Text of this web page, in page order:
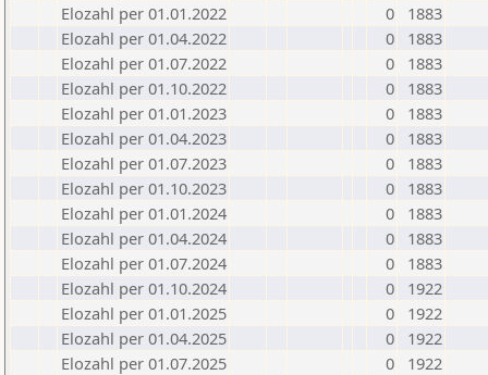
Elozahl per 01.01.2022
0
1883
Elozahl per 01.04.2022
0
1883
Elozahl per 01.07.2022
0
1883
Elozahl per 01.10.2022
0
1883
Elozahl per 01.01.2023
0
1883
Elozahl per 01.04.2023
0
1883
Elozahl per 01.07.2023
0
1883
Elozahl per 01.10.2023
0
1883
Elozahl per 01.01.2024
0
1883
Elozahl per 01.04.2024
0
1883
Elozahl per 01.07.2024
0
1883
Elozahl per 01.10.2024
0
1922
Elozahl per 01.01.2025
0
1922
Elozahl per 01.04.2025
0
1922
Elozahl per 01.07.2025
0
1922